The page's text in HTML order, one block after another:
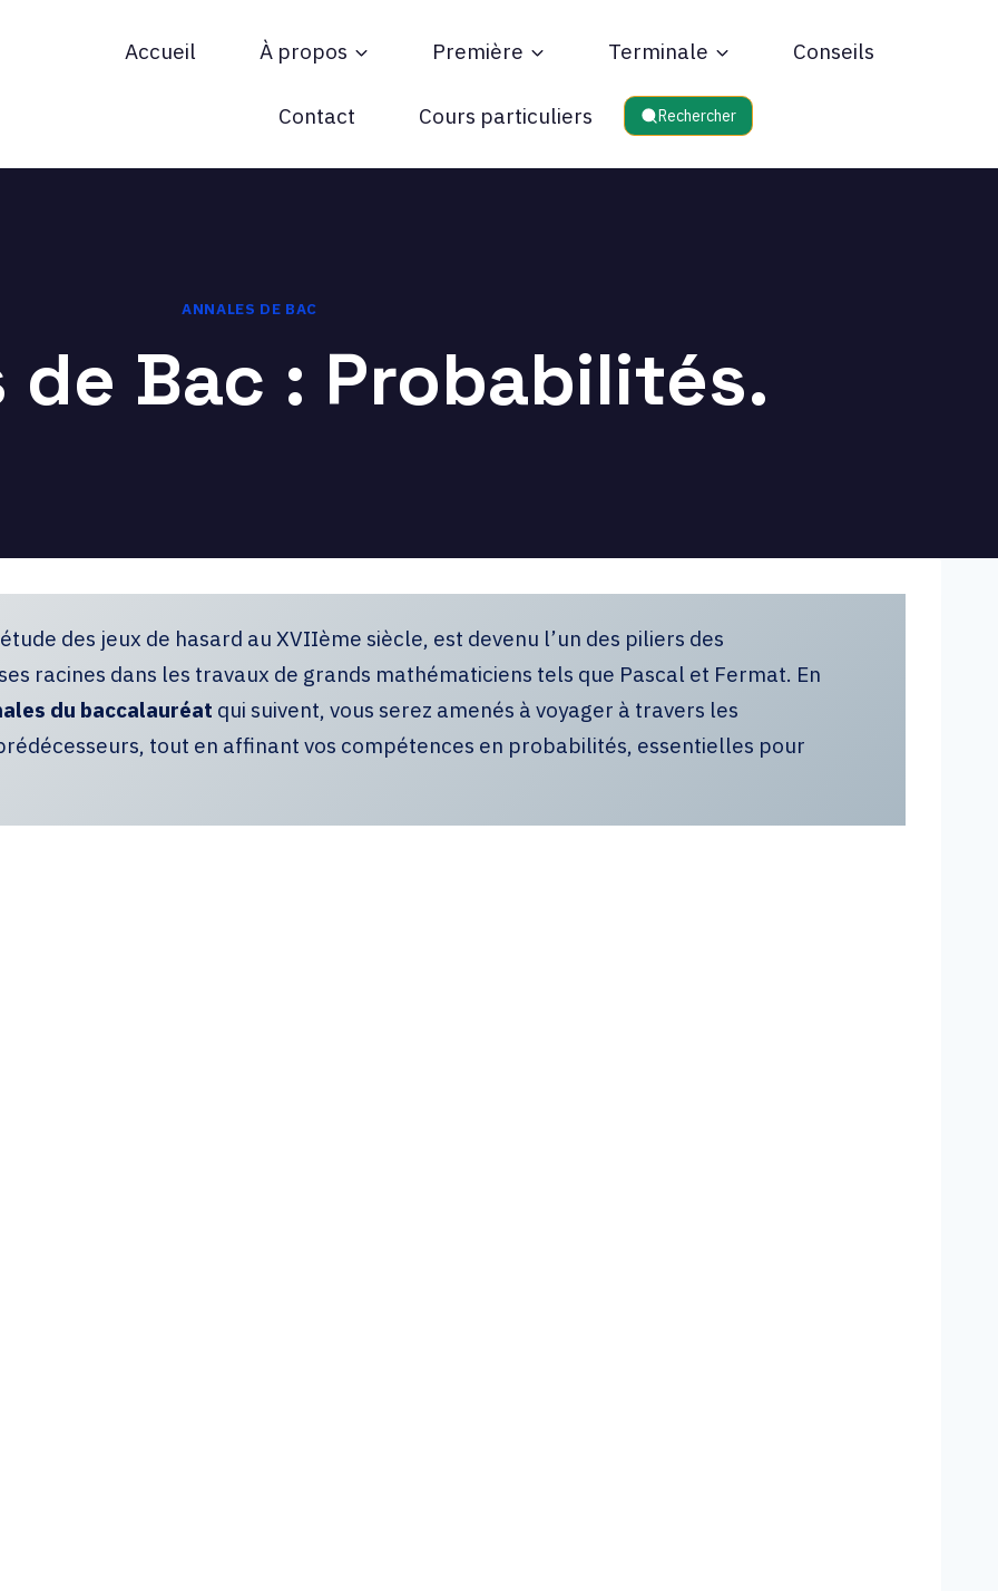
Accueil À propos Première Terminale Conseils
Contact Cours particuliers Rechercher
ANNALES DE BAC
de Bac : Probabilités.
des jeux de hasard au XVIIème siècle, est devenu l’un des piliers des
racines dans les travaux de grands mathématiciens tels que Pascal et Fermat. En
du baccalauréat qui suivent, vous serez amenés à voyager à travers les
tout en affinant vos compétences en probabilités, essentielles pour